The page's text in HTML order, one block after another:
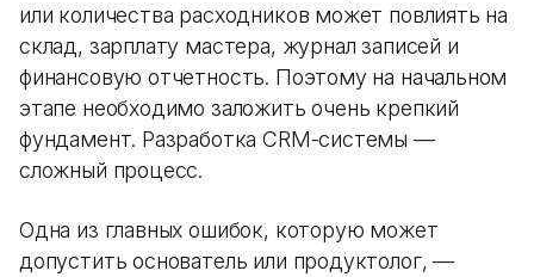
или количества расходников может повлиять на
склад, зарплату мастера, журнал записей и
финансовую отчетность. Поэтому на начальном
этапе необходимо заложить очень крепкий
фундамент. Разработка CRM-системы —
сложный процесс.
Одна из главных ошибок, которую может
допустить основатель или продуктолог, —